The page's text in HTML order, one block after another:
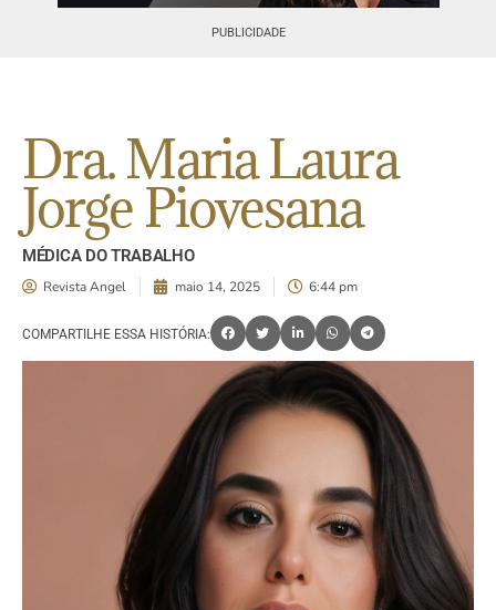
PUBLICIDADE
Dra. Maria Laura
Jorge Piovesana
MÉDICA DO TRABALHO
Revista Angel maio 14, 2025 6:44 pm
COMPARTILHE ESSA HISTÓRIA: